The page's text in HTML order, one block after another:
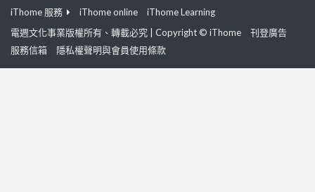
iThome 服務 iThome online
iThome Learning
電週文化事業版權所有、轉載必究 | Copyright © iThome
刊登廣告
服務信箱
隱私權聲明與會員使用條款